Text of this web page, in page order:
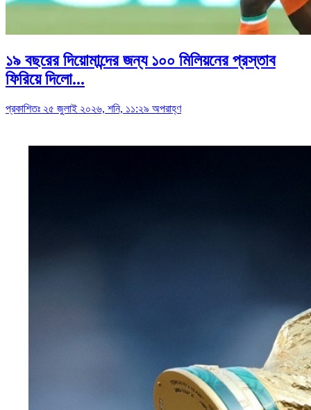
১৯ বছরের দিয়োমান্দের জন্য ১০০ মিলিয়নের প্রস্তাব
ফিরিয়ে দিলো...
প্রকাশিতঃ ২৫ জুলাই ২০২৬, শনি, ১১:২৯ অপরাহ্ণ